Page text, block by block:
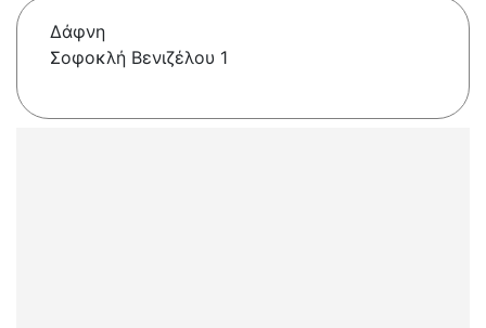
Δάφνη
Σοφοκλή Βενιζέλου 1